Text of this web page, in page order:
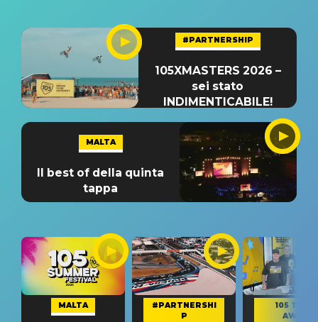
#PARTNERSHIP
105XMASTERS 2026 –
sei stato
INDIMENTICABILE!
MALTA
Il best of della quinta
tappa
MALTA
#PARTNERSHI
P
105 TAKE
AWAY